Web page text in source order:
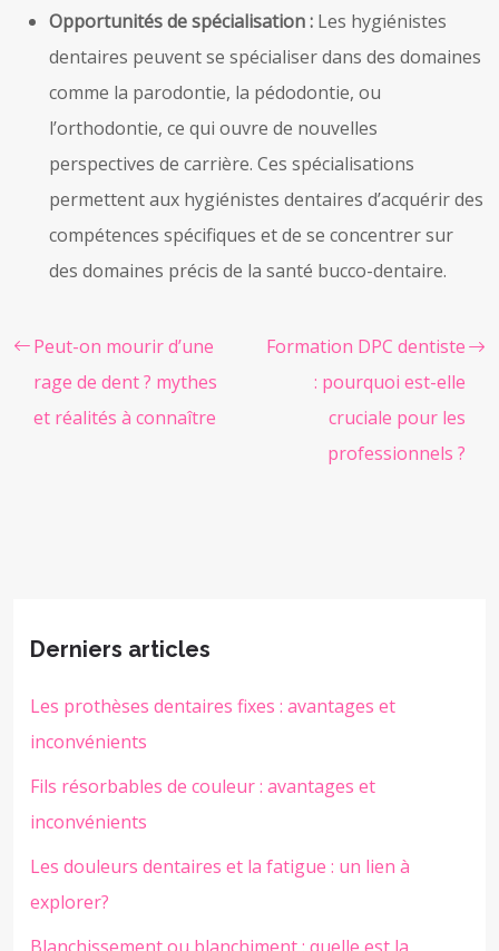
Opportunités de spécialisation : Les hygiénistes
dentaires peuvent se spécialiser dans des domaines
comme la parodontie, la pédodontie, ou
l’orthodontie, ce qui ouvre de nouvelles
perspectives de carrière. Ces spécialisations
permettent aux hygiénistes dentaires d’acquérir des
compétences spécifiques et de se concentrer sur
des domaines précis de la santé bucco-dentaire.
Peut-on mourir d’une
rage de dent ? mythes
et réalités à connaître
Formation DPC dentiste
: pourquoi est-elle
cruciale pour les
professionnels ?
Derniers articles
Les prothèses dentaires fixes : avantages et
inconvénients
Fils résorbables de couleur : avantages et
inconvénients
Les douleurs dentaires et la fatigue : un lien à
explorer?
Blanchissement ou blanchiment : quelle est la